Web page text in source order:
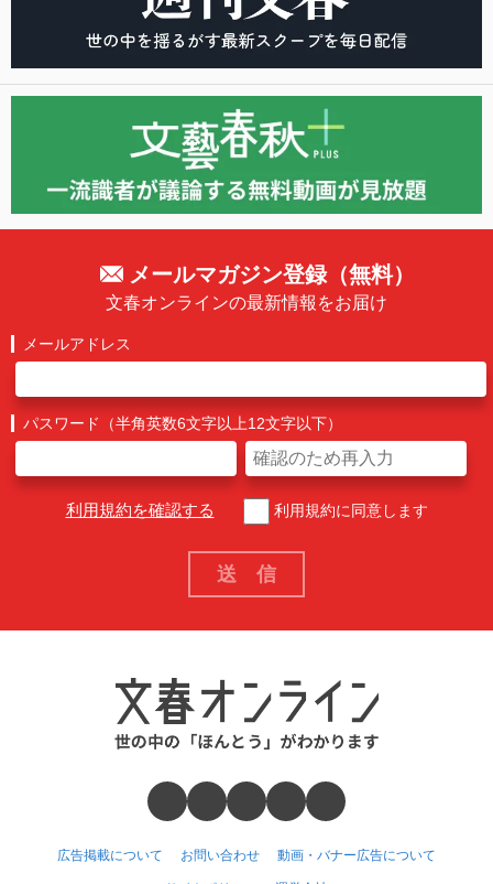
メールマガジン登録（無料）
文春オンラインの最新情報をお届け
メールアドレス
パスワード（半角英数6文字以上12文字以下）
利用規約を確認する 利用規約に同意します
広告掲載について お問い合わせ 動画・バナー広告について